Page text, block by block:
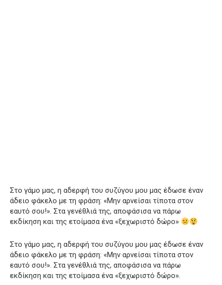
Στο γάμο μας, η αδερφή του συζύγου μου μας έδωσε έναν
άδειο φάκελο με τη φράση: «Μην αρνείσαι τίποτα στον
εαυτό σου!». Στα γενέθλιά της, αποφάσισα να πάρω
εκδίκηση και της ετοίμασα ένα «ξεχωριστό δώρο»
Στο γάμο μας, η αδερφή του συζύγου μου μας έδωσε έναν
άδειο φάκελο με τη φράση: «Μην αρνείσαι τίποτα στον
εαυτό σου!». Στα γενέθλιά της, αποφάσισα να πάρω
εκδίκηση και της ετοίμασα ένα «ξεχωριστό δώρο».